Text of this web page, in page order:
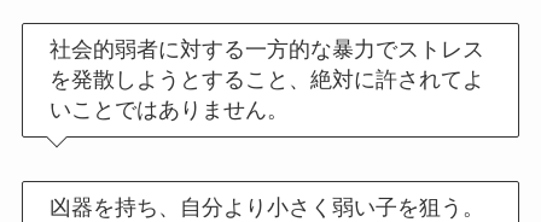
社会的弱者に対する一方的な暴力でストレス
を発散しようとすること、絶対に許されてよ
いことではありません。
凶器を持ち、自分より小さく弱い子を狙う。